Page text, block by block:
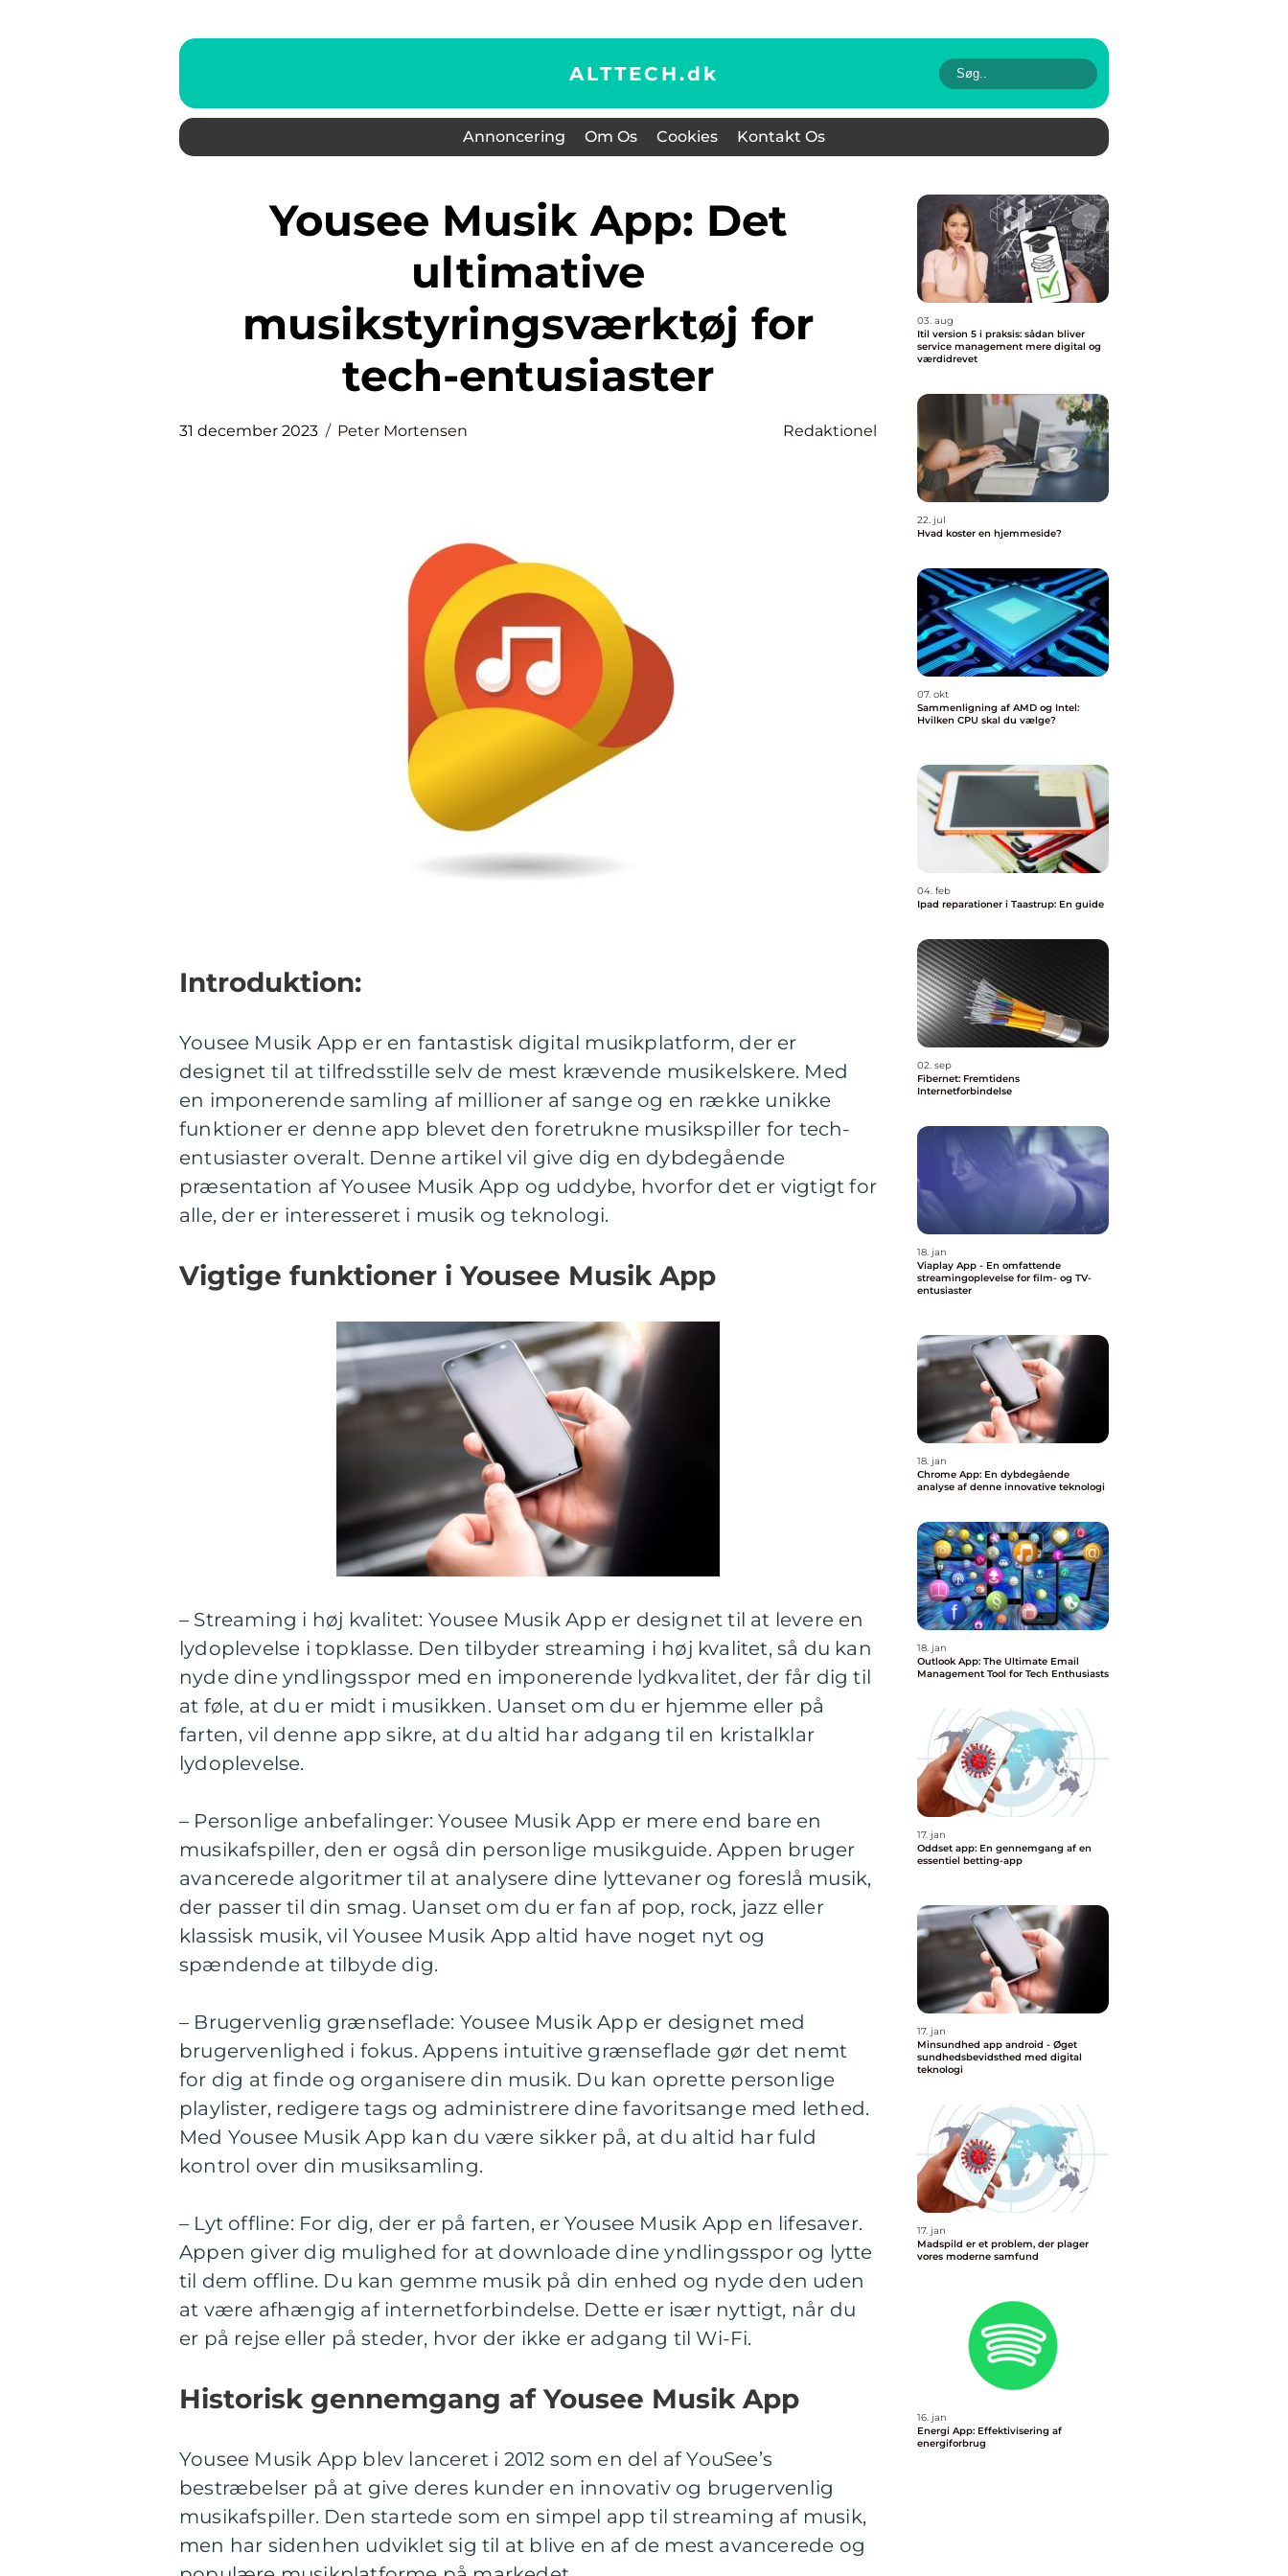
ALTTECH.dk
Annoncering Om Os Cookies Kontakt Os
Yousee Musik App: Det
ultimative
musikstyringsværktøj for
tech-entusiaster
31 december 2023 Peter Mortensen Redaktionel
Introduktion:
Yousee Musik App er en fantastisk digital musikplatform, der er
designet til at tilfredsstille selv de mest krævende musikelskere. Med
en imponerende samling af millioner af sange og en række unikke
funktioner er denne app blevet den foretrukne musikspiller for tech-
entusiaster overalt. Denne artikel vil give dig en dybdegående
præsentation af Yousee Musik App og uddybe, hvorfor det er vigtigt for
alle, der er interesseret i musik og teknologi.
Vigtige funktioner i Yousee Musik App
– Streaming i høj kvalitet: Yousee Musik App er designet til at levere en
lydoplevelse i topklasse. Den tilbyder streaming i høj kvalitet, så du kan
nyde dine yndlingsspor med en imponerende lydkvalitet, der får dig til
at føle, at du er midt i musikken. Uanset om du er hjemme eller på
farten, vil denne app sikre, at du altid har adgang til en kristalklar
lydoplevelse.
– Personlige anbefalinger: Yousee Musik App er mere end bare en
musikafspiller, den er også din personlige musikguide. Appen bruger
avancerede algoritmer til at analysere dine lyttevaner og foreslå musik,
der passer til din smag. Uanset om du er fan af pop, rock, jazz eller
klassisk musik, vil Yousee Musik App altid have noget nyt og
spændende at tilbyde dig.
– Brugervenlig grænseflade: Yousee Musik App er designet med
brugervenlighed i fokus. Appens intuitive grænseflade gør det nemt
for dig at finde og organisere din musik. Du kan oprette personlige
playlister, redigere tags og administrere dine favoritsange med lethed.
Med Yousee Musik App kan du være sikker på, at du altid har fuld
kontrol over din musiksamling.
– Lyt offline: For dig, der er på farten, er Yousee Musik App en lifesaver.
Appen giver dig mulighed for at downloade dine yndlingsspor og lytte
til dem offline. Du kan gemme musik på din enhed og nyde den uden
at være afhængig af internetforbindelse. Dette er især nyttigt, når du
er på rejse eller på steder, hvor der ikke er adgang til Wi-Fi.
Historisk gennemgang af Yousee Musik App
Yousee Musik App blev lanceret i 2012 som en del af YouSee’s
bestræbelser på at give deres kunder en innovativ og brugervenlig
musikafspiller. Den startede som en simpel app til streaming af musik,
men har sidenhen udviklet sig til at blive en af de mest avancerede og
03. aug
Itil version 5 i praksis: sådan bliver
service management mere digital og
værdidrevet
22. jul
Hvad koster en hjemmeside?
07. okt
Sammenligning af AMD og Intel:
Hvilken CPU skal du vælge?
04. feb
Ipad reparationer i Taastrup: En guide
02. sep
Fibernet: Fremtidens
Internetforbindelse
18. jan
Viaplay App - En omfattende
streamingoplevelse for film- og TV-
entusiaster
18. jan
Chrome App: En dybdegående
analyse af denne innovative teknologi
18. jan
Outlook App: The Ultimate Email
Management Tool for Tech Enthusiasts
17. jan
Oddset app: En gennemgang af en
essentiel betting-app
17. jan
Minsundhed app android - Øget
sundhedsbevidsthed med digital
teknologi
17. jan
Madspild er et problem, der plager
vores moderne samfund
16. jan
Energi App: Effektivisering af
energiforbrug